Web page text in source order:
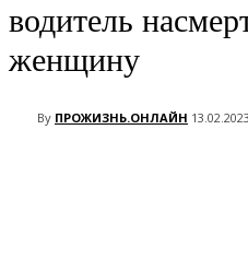
водитель
женщину
By ПРОЖИЗНЬ.ОНЛАЙН 13.02.2023